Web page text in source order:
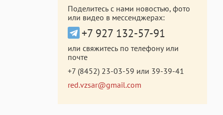
Поделитесь с нами новостью, фото
или видео в мессенджерах:
+7 927 132-57-91
или свяжитесь по телефону или
почте
+7 (8452) 23-03-59 или 39-39-41
red.vzsar@gmail.com